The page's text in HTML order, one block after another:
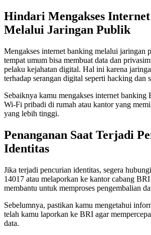
Hindari Mengakses
Melalui Jaringan Publik
Mengakses internet banking melalui jaringan
tempat umum bisa membuat data dan
pelaku kejahatan digital. Hal ini karena
terhadap serangan digital seperti hacking dan
Sebaiknya kamu mengakses internet
Wi-Fi pribadi di rumah atau kantor yang
yang lebih tinggi.
Penanganan Saat Terjadi
Identitas
Jika terjadi pencurian identitas, segera
14017 atau melaporkan ke kantor cabang
membantu untuk memproses pengembalian
Sebelumnya, pastikan kamu mengetahui
telah kamu laporkan ke BRI agar
data.